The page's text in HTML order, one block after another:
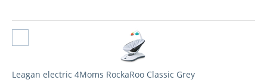
Leagan electric 4Moms RockaRoo Classic Grey